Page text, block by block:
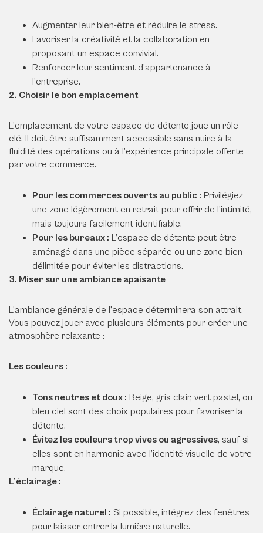
Augmenter leur bien-être et réduire le stress.
Favoriser la créativité et la collaboration en
proposant un espace convivial.
Renforcer leur sentiment d’appartenance à
l’entreprise.
2. Choisir le bon emplacement
L’emplacement de votre espace de détente joue un rôle
clé. Il doit être suffisamment accessible sans nuire à la
fluidité des opérations ou à l’expérience principale offerte
par votre commerce.
Pour les commerces ouverts au public : Privilégiez
une zone légèrement en retrait pour offrir de l’intimité,
mais toujours facilement identifiable.
Pour les bureaux : L’espace de détente peut être
aménagé dans une pièce séparée ou une zone bien
délimitée pour éviter les distractions.
3. Miser sur une ambiance apaisante
L’ambiance générale de l’espace déterminera son attrait.
Vous pouvez jouer avec plusieurs éléments pour créer une
atmosphère relaxante :
Les couleurs :
Tons neutres et doux : Beige, gris clair, vert pastel, ou
bleu ciel sont des choix populaires pour favoriser la
détente.
Évitez les couleurs trop vives ou agressives, sauf si
elles sont en harmonie avec l’identité visuelle de votre
marque.
L’éclairage :
Éclairage naturel : Si possible, intégrez des fenêtres
pour laisser entrer la lumière naturelle.